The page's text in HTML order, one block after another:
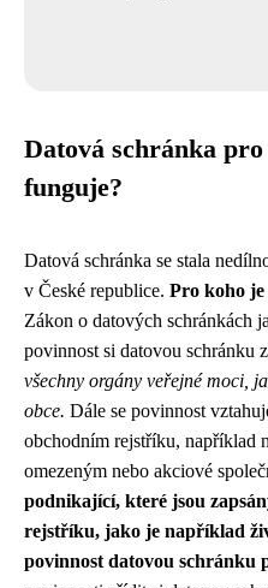
Datová schránka
funguje?
Datová schránka se stala
v České republice. Pro koho je
Zákon o datových schránkách
povinnost si datovou schránku
všechny orgány veřejné moci,
obce. Dále se povinnost
obchodním rejstříku, například
omezeným nebo akciové
podnikající, které jsou
rejstříku, jako je například
povinnost datovou schránku